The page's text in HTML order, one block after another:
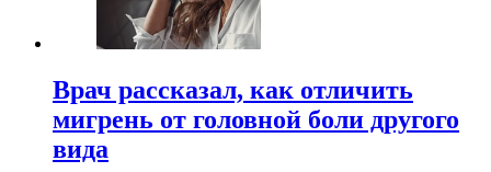
Врач рассказал, как отличить
мигрень от головной боли другого
вида